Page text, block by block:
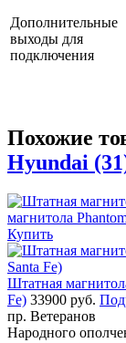
Дополнительные
выходы для
подключения
Похожие
Hyundai
магнитола
Купить
Штатная
Fe) 33900 руб.
пр. Ветеранов
Народного